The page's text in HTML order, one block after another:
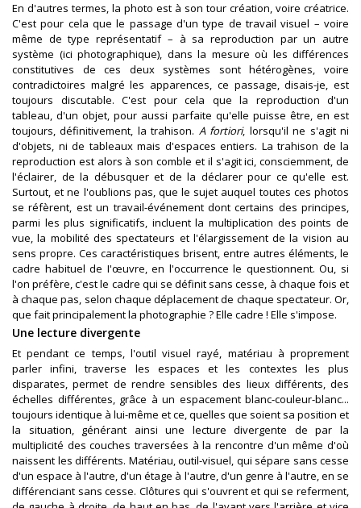
En d'autres termes, la photo est à son tour création, voire créatrice.
C'est pour cela que le passage d'un type de travail visuel – voire
même de type représentatif – à sa reproduction par un autre
système (ici photographique), dans la mesure où les différences
constitutives de ces deux systèmes sont hétérogènes, voire
contradictoires malgré les apparences, ce passage, disais-je, est
toujours discutable. C'est pour cela que la reproduction d'un
tableau, d'un objet, pour aussi parfaite qu'elle puisse être, en est
toujours, définitivement, la trahison. A fortiori, lorsqu'il ne s'agit ni
d'objets, ni de tableaux mais d'espaces entiers. La trahison de la
reproduction est alors à son comble et il s'agit ici, consciemment, de
l'éclairer, de la débusquer et de la déclarer pour ce qu'elle est.
Surtout, et ne l'oublions pas, que le sujet auquel toutes ces photos
se réfèrent, est un travail-événement dont certains des principes,
parmi les plus significatifs, incluent la multiplication des points de
vue, la mobilité des spectateurs et l'élargissement de la vision au
sens propre. Ces caractéristiques brisent, entre autres éléments, le
cadre habituel de I'œuvre, en l'occurrence le questionnent. Ou, si
l'on préfère, c'est le cadre qui se définit sans cesse, à chaque fois et
à chaque pas, selon chaque déplacement de chaque spectateur. Or,
que fait principalement la photographie ? Elle cadre ! Elle s'impose.
Une lecture divergente
Et pendant ce temps, l'outil visuel rayé, matériau à proprement
parler infini, traverse les espaces et les contextes les plus
disparates, permet de rendre sensibles des lieux différents, des
échelles différentes, grâce à un espacement blanc-couleur-blanc...
toujours identique à lui-même et ce, quelles que soient sa position et
la situation, générant ainsi une lecture divergente de par la
multiplicité des couches traversées à la rencontre d'un même d'où
naissent les différents. Matériau, outil-visuel, qui sépare sans cesse
d'un espace à l'autre, d'un étage à l'autre, d'un genre à l'autre, en se
différenciant sans cesse. Clôtures qui s'ouvrent et qui se referment,